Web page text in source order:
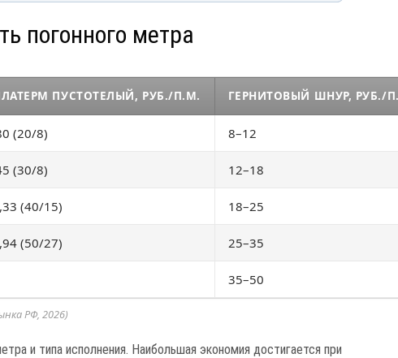
погонного метра
РФ, 2026)
ПУСТОТЕЛЫЙ, РУБ./П.М. ГЕРНИТОВЫЙ ШНУР, РУБ./
(20/8) 8–12
(30/8) 12–18
(40/15) 18–25
(50/27) 25–35
35–50
и типа исполнения. Наибольшая экономия достигается при